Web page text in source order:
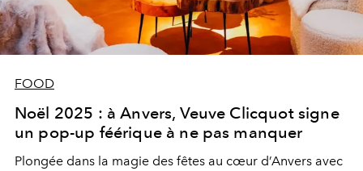
FOOD
Noël 2025 : à Anvers, Veuve Clicquot signe
un pop-up féérique à ne pas manquer
Plongée dans la magie des fêtes au cœur d’Anvers avec